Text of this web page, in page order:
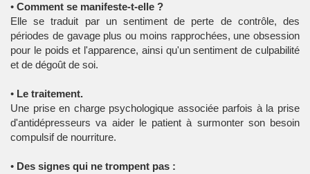
• Comment se manifeste-t-elle ?
Elle se traduit par un sentiment de perte de contrôle, des
périodes de gavage plus ou moins rapprochées, une obsession
pour le poids et l'apparence, ainsi qu'un sentiment de culpabilité
et de dégoût de soi.
• Le traitement.
Une prise en charge psychologique associée parfois à la prise
d'antidépresseurs va aider le patient à surmonter son besoin
compulsif de nourriture.
• Des signes qui ne trompent pas :